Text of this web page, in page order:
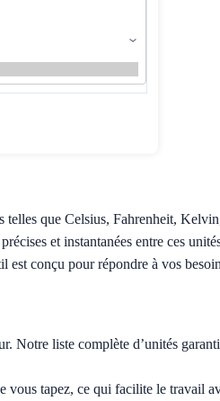
telles que Celsius, Fahrenheit,
et instantanées entre ces
est conçu pour répondre à vos
Notre liste complète d’unités
vous tapez, ce qui facilite le travail